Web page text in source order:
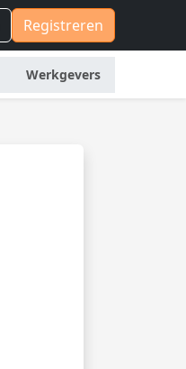
Registreren
Werkgevers